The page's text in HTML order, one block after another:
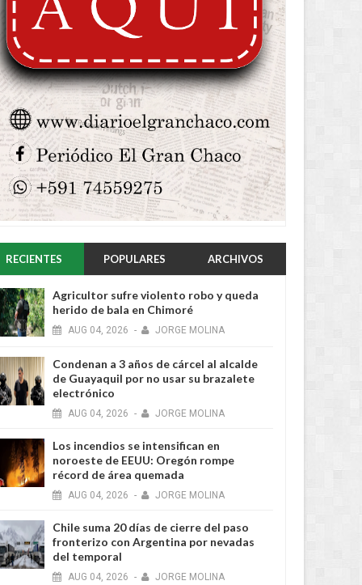
RECIENTES POPULARES ARCHIVOS
Agricultor sufre violento robo y queda
herido de bala en Chimoré
AUG 04, 2026 - JORGE MOLINA
Condenan a 3 años de cárcel al alcalde
de Guayaquil por no usar su brazalete
electrónico
AUG 04, 2026 - JORGE MOLINA
Los incendios se intensifican en
noroeste de EEUU: Oregón rompe
récord de área quemada
AUG 04, 2026 - JORGE MOLINA
Chile suma 20 días de cierre del paso
fronterizo con Argentina por nevadas
del temporal
AUG 04, 2026 - JORGE MOLINA